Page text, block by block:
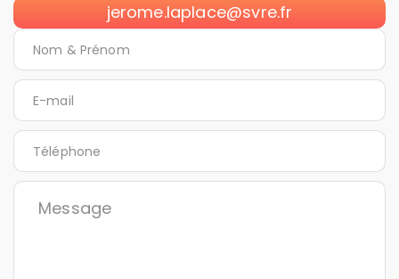
jerome.laplace@svre.fr